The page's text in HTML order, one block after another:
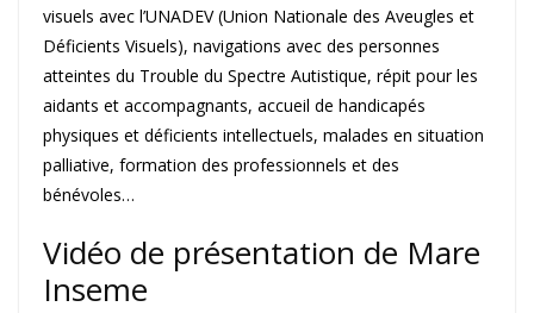
visuels avec l’UNADEV (Union Nationale des Aveugles et
Déficients Visuels), navigations avec des personnes
atteintes du Trouble du Spectre Autistique, répit pour les
aidants et accompagnants, accueil de handicapés
physiques et déficients intellectuels, malades en situation
palliative, formation des professionnels et des
bénévoles…
Vidéo de présentation de Mare
Inseme